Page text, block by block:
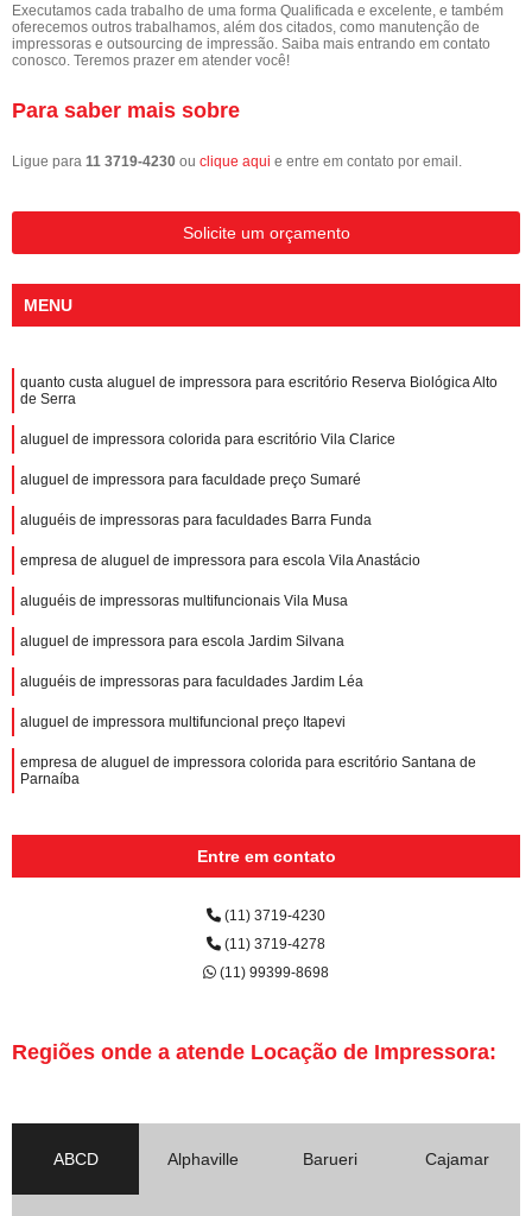
Executamos cada trabalho de uma forma Qualificada e excelente, e também
oferecemos outros trabalhamos, além dos citados, como manutenção de
impressoras e outsourcing de impressão. Saiba mais entrando em contato
conosco. Teremos prazer em atender você!
Para saber mais sobre
Ligue para 11 3719-4230 ou clique aqui e entre em contato por email.
Solicite um orçamento
MENU
quanto custa aluguel de impressora para escritório Reserva Biológica Alto
de Serra
aluguel de impressora colorida para escritório Vila Clarice
aluguel de impressora para faculdade preço Sumaré
aluguéis de impressoras para faculdades Barra Funda
empresa de aluguel de impressora para escola Vila Anastácio
aluguéis de impressoras multifuncionais Vila Musa
aluguel de impressora para escola Jardim Silvana
aluguéis de impressoras para faculdades Jardim Léa
aluguel de impressora multifuncional preço Itapevi
empresa de aluguel de impressora colorida para escritório Santana de
Parnaíba
Entre em contato
(11) 3719-4230
(11) 3719-4278
(11) 99399-8698
Regiões onde a atende Locação de Impressora:
ABCD Alphaville Barueri Cajamar